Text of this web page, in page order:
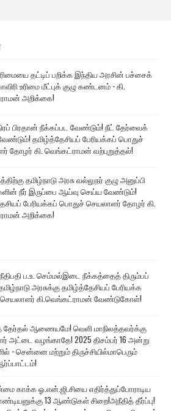
தட்டிப் பறிக்க இந்திய அரசின் பச்சைக்
உரிமை மீட்புக் குழு கண்டனம் - கி.
அறிக்கை!
பிரதான் நீக்கப்பட வேண்டும்! நீட் தேர்வைக்
தமிழ்த்தேசியப் பேரியக்கப் பொதுச்
தோழர் கி. வெங்கட்ராமன் வற்புறுத்தல்!
தமிழ்நாடு அரசு வல்லுநர் குழு அனுப்பி
நீர் இருப்பை ஆய்வு செய்ய வேண்டும்!
பேரியக்கப் பொதுச் செயலாளர் தோழர் கி.
அறிக்கை!
ப.உ. செம்மல்இடை நீக்கத்தைத் திரும்பப்
அரசுக்கு தமிழ்த்தேசியப் பேரியக்க
கி.வெங்கட்ராமன் வேண்டுகோள்!
தேர்தல் ஆணையமே! வெளி மாநிலத்தவர்க்கு
அட்டை வழங்காதே! 2025 திசம்பர் 16 அன்று
- சென்னை மற்றும் திருச்சியில்மாபெரும்
காக்க ஓ.என்.ஜி.சியை எதிர்த்துப்போராடிய
13 ஆண்டுகள் சிறை!அநீதித் தீர்ப்பு!